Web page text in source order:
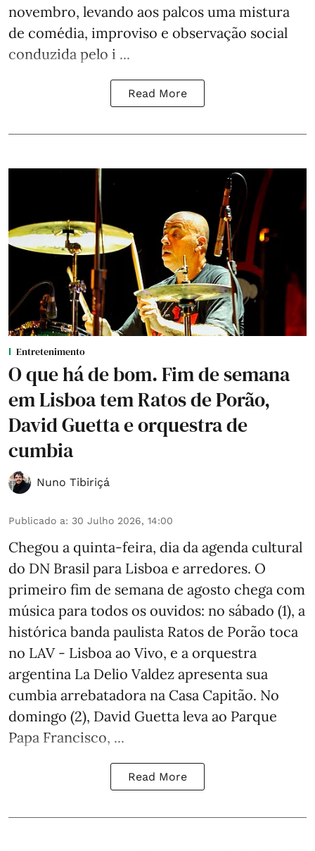
novembro, levando aos palcos uma mistura
de comédia, improviso e observação social
conduzida pelo i ...
Read More
Entretenimento
O que há de bom. Fim de semana
em Lisboa tem Ratos de Porão,
David Guetta e orquestra de
cumbia
Nuno Tibiriçá
Publicado a: 30 Julho 2026, 14:00
Chegou a quinta-feira, dia da agenda cultural
do DN Brasil para Lisboa e arredores. O
primeiro fim de semana de agosto chega com
música para todos os ouvidos: no sábado (1), a
histórica banda paulista Ratos de Porão toca
no LAV - Lisboa ao Vivo, e a orquestra
argentina La Delio Valdez apresenta sua
cumbia arrebatadora na Casa Capitão. No
domingo (2), David Guetta leva ao Parque
Papa Francisco, ...
Read More